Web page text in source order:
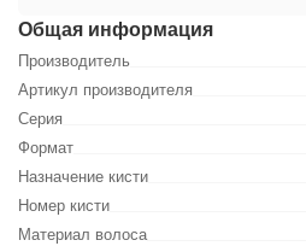
Общая информация
Производитель
Артикул производителя
Серия
Формат
Назначение кисти
Номер кисти
Материал волоса